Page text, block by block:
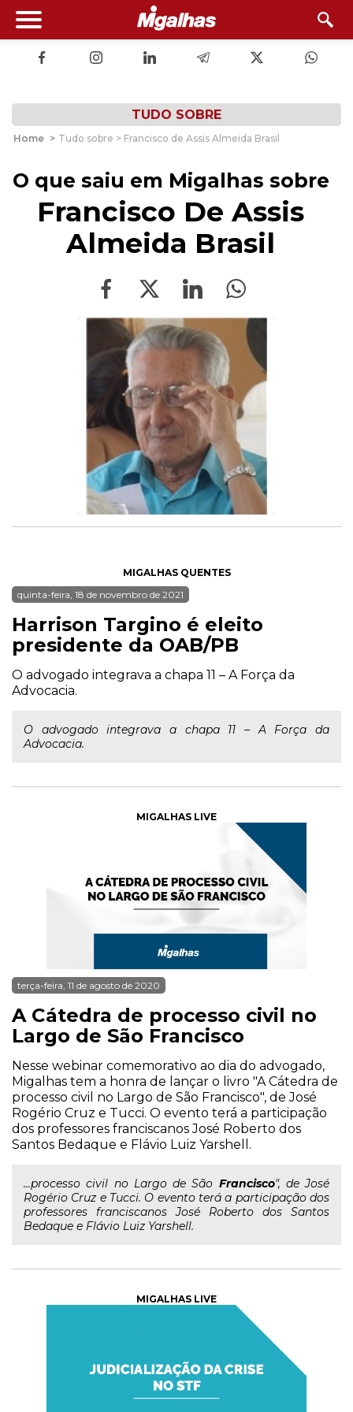
TUDO SOBRE
Home > Tudo sobre > Francisco de Assis Almeida Brasil
O que saiu em Migalhas sobre
Francisco De Assis
Almeida Brasil
MIGALHAS QUENTES
quinta-feira, 18 de novembro de 2021
Harrison Targino é eleito
presidente da OAB/PB
O advogado integrava a chapa 11 – A Força da
Advocacia.
O advogado integrava a chapa 11 – A Força da
Advocacia.
MIGALHAS LIVE
terça-feira, 11 de agosto de 2020
A Cátedra de processo civil no
Largo de São Francisco
Nesse webinar comemorativo ao dia do advogado,
Migalhas tem a honra de lançar o livro "A Cátedra de
processo civil no Largo de São Francisco", de José
Rogério Cruz e Tucci. O evento terá a participação
dos professores franciscanos José Roberto dos
Santos Bedaque e Flávio Luiz Yarshell.
...processo civil no Largo de São Francisco", de José
Rogério Cruz e Tucci. O evento terá a participação dos
professores franciscanos José Roberto dos Santos
Bedaque e Flávio Luiz Yarshell.
MIGALHAS LIVE